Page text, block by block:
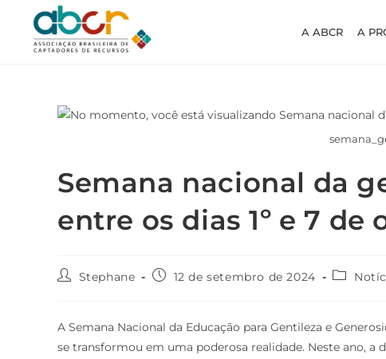
A ABCR A
Semana nacional da
entre os dias 1º e 7 de
Stephane 12 de setembro de 2024
A Semana Nacional da Educação para Gentileza e
se transformou em uma poderosa realidade. Neste ano, a